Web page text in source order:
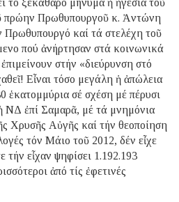
τό ξεκάθαρο μήνυμα ἡ ἡγεσία τοῦ
πρώην Πρωθυπουργοῦ κ. Ἀντώνη
Πρωθυπουργό καί τά στελέχη τοῦ
πού ἀνήρτησαν στά κοινωνικά
στήν «διεύρυνση στό
Εἶναι τόσο μεγάλη ἡ ἀπώλεια
σέ σχέση μέ πέρυσι
ΝΔ ἐπί Σαμαρᾶ, μέ τά μνημόνια
Χρυσῆς Αὐγῆς καί τήν θεοποίηση
τόν Μάιο τοῦ 2012, δέν εἶχε
τήν εἶχαν ψηφίσει 1.192.193
ἀπό τίς ἐφετινές